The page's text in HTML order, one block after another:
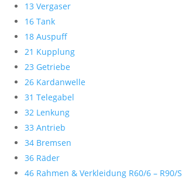
13 Vergaser
16 Tank
18 Auspuff
21 Kupplung
23 Getriebe
26 Kardanwelle
31 Telegabel
32 Lenkung
33 Antrieb
34 Bremsen
36 Räder
46 Rahmen & Verkleidung R60/6 – R90/S